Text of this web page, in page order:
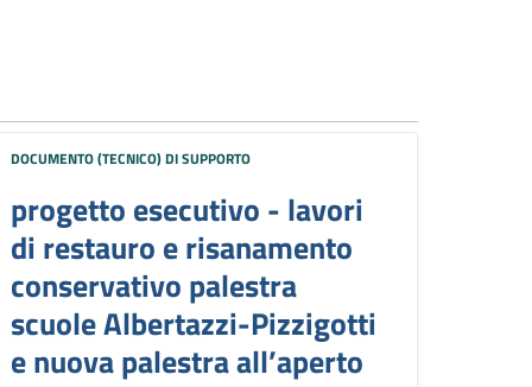
DOCUMENTO (TECNICO) DI SUPPORTO
progetto esecutivo - lavori
di restauro e risanamento
conservativo palestra
scuole Albertazzi-Pizzigotti
e nuova palestra all’aperto